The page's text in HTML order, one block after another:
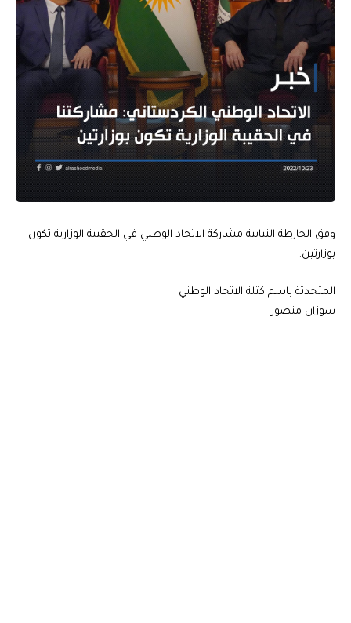
وفق الخارطة النيابية مشاركة الاتحاد الوطني في الحقيبة الوزارية تكون
بوزارتين.
المتحدثة باسم كتلة الاتحاد الوطني
سوزان منصور